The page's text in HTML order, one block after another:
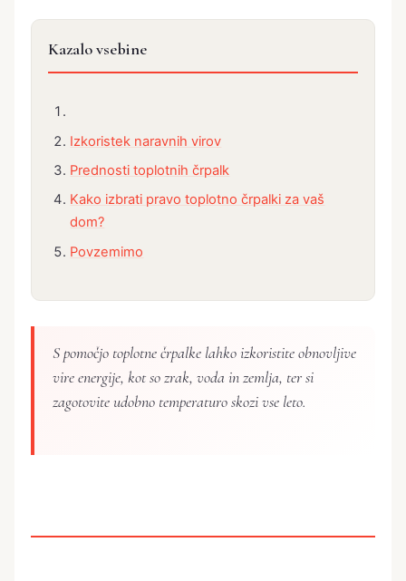
Kazalo vsebine
Izkoristek naravnih virov
Prednosti toplotnih črpalk
Kako izbrati pravo toplotno črpalki za vaš
dom?
Povzemimo
S pomočjo toplotne črpalke lahko izkoristite obnovljive
vire energije, kot so zrak, voda in zemlja, ter si
zagotovite udobno temperaturo skozi vse leto.